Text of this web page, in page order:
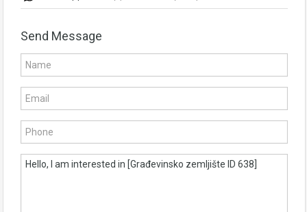
Send Message